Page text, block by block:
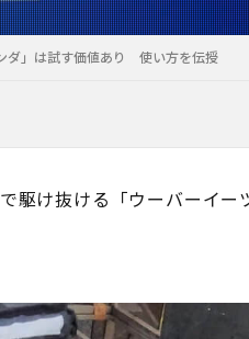
ダ」は試す価値あり 使い方を伝授
駆け抜ける「ウーバーイー